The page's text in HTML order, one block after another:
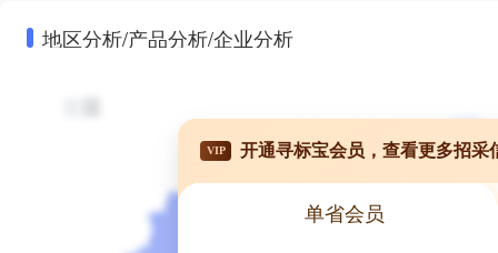
地区分析/产品分析/企业分析
VIP 开通寻标宝会员，查看更多招采
单省会员